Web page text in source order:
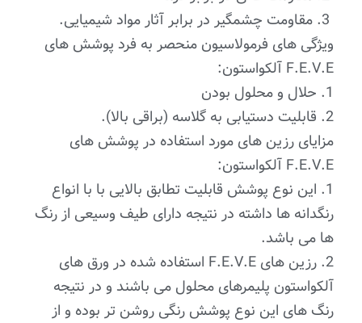
ویژگی های فرمولاسیون منحصر به فرد پوشش های
F.E.V.E آلکواستون:
1. حلال و محلول بودن
2. قابلیت دستیابی به گلاسه (براقی بالا).
مزایای رزین های مورد استفاده در پوشش های
F.E.V.E آلکواستون:
1. این نوع پوشش قابلیت تطابق بالایی با با انواع
رنگدانه ها داشته در نتیجه دارای طیف وسیعی از رنگ
ها می باشد.
2. رزین های F.E.V.E استفاده شده در ورق های
آلکواستون پلیمرهای محلول می باشند و در نتیجه
رنگ های این نوع پوشش رنگی روشن تر بوده و از